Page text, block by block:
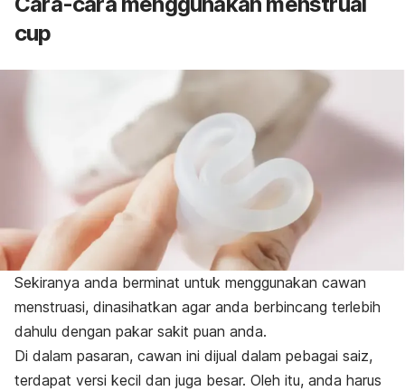
cup
Sekiranya anda berminat untuk menggunakan cawan
menstruasi, dinasihatkan agar anda berbincang terlebih
dahulu dengan pakar sakit puan anda.
Di dalam pasaran, cawan ini dijual dalam pebagai saiz,
terdapat versi kecil dan juga besar. Oleh itu, anda harus